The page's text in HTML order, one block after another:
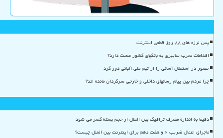
پس لرزه های ۸۸ روز قطعی اینترنت
اقدامات مخرب سایبری به بانکهای کشور صحت دارد؟
حضور در استقلال آسانی را از تیم ملی آلبانی دور کرد
چرا مردم بین پیام رسانهای داخلی و خارجی سرگردان مانده اند؟
دقیقا به اندازه مصرف ترافیک بین الملل از حجم بسته کسر می شود
ماجرای اعمال ضریب ۲ و هفت دهم برای اینترنت بین الملل چیست؟